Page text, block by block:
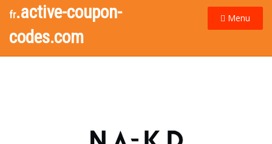
fr.active-coupon-
codes.com
Menu